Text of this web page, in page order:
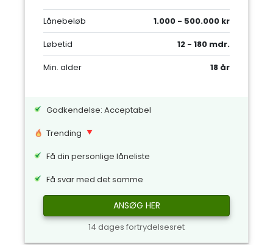
Lånebeløb
1.000 - 500.000 kr
Løbetid
12 - 180 mdr.
Min. alder
18 år
Godkendelse: Acceptabel
Trending
Få din personlige låneliste
Få svar med det samme
ANSØG HER
14 dages fortrydelsesret